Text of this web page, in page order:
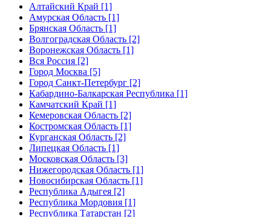
Алтайский Край [1]
Амурская Область [1]
Брянская Область [1]
Волгоградская Область [2]
Воронежская Область [1]
Вся Россия [2]
Город Москва [5]
Город Санкт-Петербург [2]
Кабардино-Балкарская Республика [1]
Камчатский Край [1]
Кемеровская Область [2]
Костромская Область [1]
Курганская Область [2]
Липецкая Область [1]
Московская Область [3]
Нижегородская Область [1]
Новосибирская Область [1]
Республика Адыгея [2]
Республика Мордовия [1]
Республика Татарстан [2]